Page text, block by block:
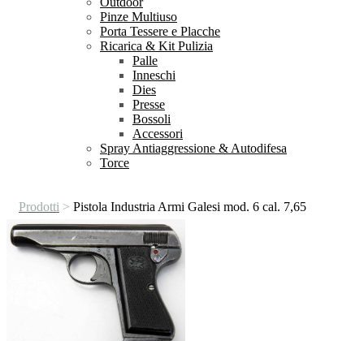
Pinze Multiuso
Porta Tessere e Placche
Ricarica & Kit Pulizia
Palle
Inneschi
Dies
Presse
Bossoli
Accessori
Spray Antiaggressione & Autodifesa
Torce
Prodotti > Pistola Industria Armi Galesi mod. 6 cal. 7,65